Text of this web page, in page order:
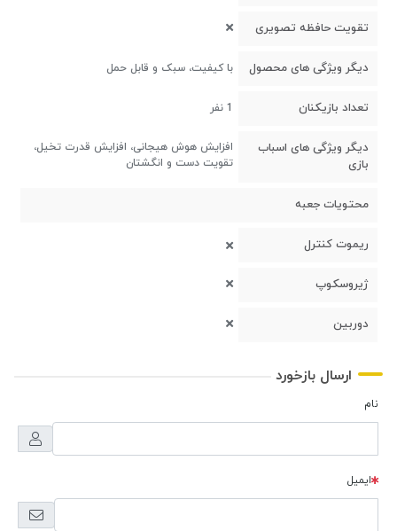
تقویت حافظه تصویری
دیگر ویژگی های محصول با کیفیت، سبک و قابل حمل
تعداد بازیکنان 1 نفر
دیگر ویژگی های اسباب
بازی
افزایش هوش هیجانی، افزایش قدرت تخیل،
تقویت دست و انگشتان
محتویات جعبه
ریموت کنترل
ژیروسکوپ
دوربین
ارسال بازخورد
نام
ایمیل